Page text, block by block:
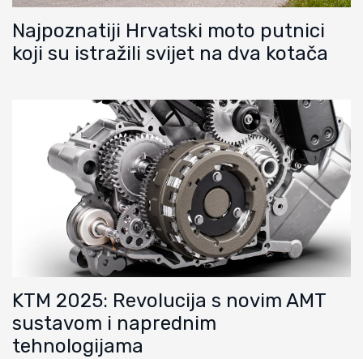
Najpoznatiji Hrvatski moto putnici
koji su istražili svijet na dva kotača
KTM 2025: Revolucija s novim AMT
sustavom i naprednim
tehnologijama